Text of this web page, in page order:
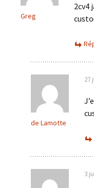
Greg
2cv4
de Lamotte
27
3